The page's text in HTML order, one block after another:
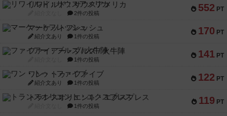
552 PT
リワイルド：サウスアメリカ
2件の投稿
170 PT
マーケットフレッシュ
紹介文あり 1件の投稿
141 PT
ファイアー・ブルズ / 火牛陣
1件の投稿
122 PT
ワン・トゥ・ファイブ
紹介文あり 1件の投稿
119 PT
トランスオリエント・エクスプレス
1件の投稿